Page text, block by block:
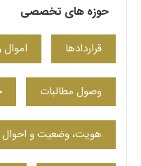
حوزه های تخصصی
قراردادها
وصول مطالبات
هویت، وضعیت و